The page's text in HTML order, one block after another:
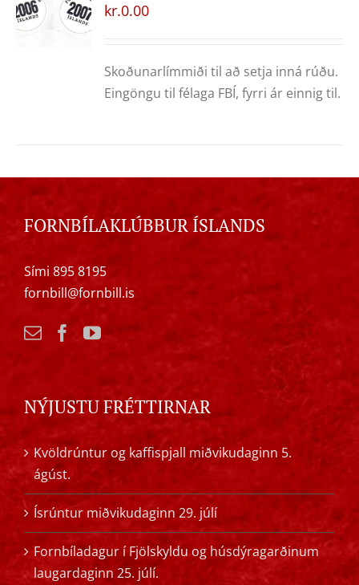
kr.0.00
Skoðunarlímmiði til að setja inná rúðu.
Eingöngu til félaga FBÍ, fyrri ár einnig til.
FORNBÍLAKLÚBBUR ÍSLANDS
Sími 895 8195
fornbill@fornbill.is
NÝJUSTU FRÉTTIRNAR
Kvöldrúntur og kaffispjall miðvikudaginn 5.
ágúst.
Ísrúntur miðvikudaginn 29. júlí
Fornbíladagur í Fjölskyldu og húsdýragarðinum
laugardaginn 25. júlí.